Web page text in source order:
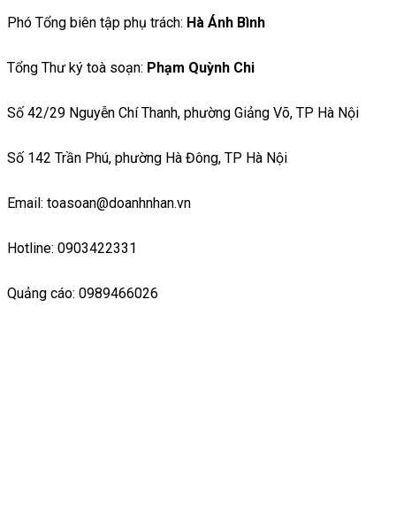
Phó Tổng biên tập phụ trách: Hà Ánh Bình
Tổng Thư ký toà soạn: Phạm Quỳnh Chi
Số 42/29 Nguyễn Chí Thanh, phường Giảng Võ, TP Hà Nội
Số 142 Trần Phú, phường Hà Đông, TP Hà Nội
Email: toasoan@doanhnhan.vn
Hotline: 0903422331
Quảng cáo: 0989466026